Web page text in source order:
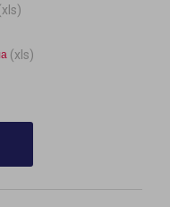
(xls)